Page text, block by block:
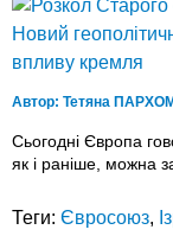
Автор: Тетяна
Сьогодні Європа
як і раніше, можна
Теги: Євросоюз,